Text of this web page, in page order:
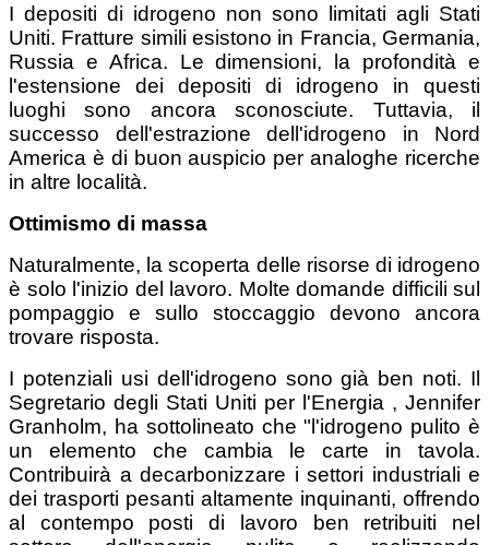
I depositi di idrogeno non sono limitati agli Stati
Uniti. Fratture simili esistono in Francia, Germania,
Russia e Africa. Le dimensioni, la profondità e
l'estensione dei depositi di idrogeno in questi
luoghi sono ancora sconosciute. Tuttavia, il
successo dell'estrazione dell'idrogeno in Nord
America è di buon auspicio per analoghe ricerche
in altre località.
Ottimismo di massa
Naturalmente, la scoperta delle risorse di idrogeno
è solo l'inizio del lavoro. Molte domande difficili sul
pompaggio e sullo stoccaggio devono ancora
trovare risposta.
I potenziali usi dell'idrogeno sono già ben noti. Il
Segretario degli Stati Uniti per l'Energia , Jennifer
Granholm, ha sottolineato che "l'idrogeno pulito è
un elemento che cambia le carte in tavola.
Contribuirà a decarbonizzare i settori industriali e
dei trasporti pesanti altamente inquinanti, offrendo
al contempo posti di lavoro ben retribuiti nel